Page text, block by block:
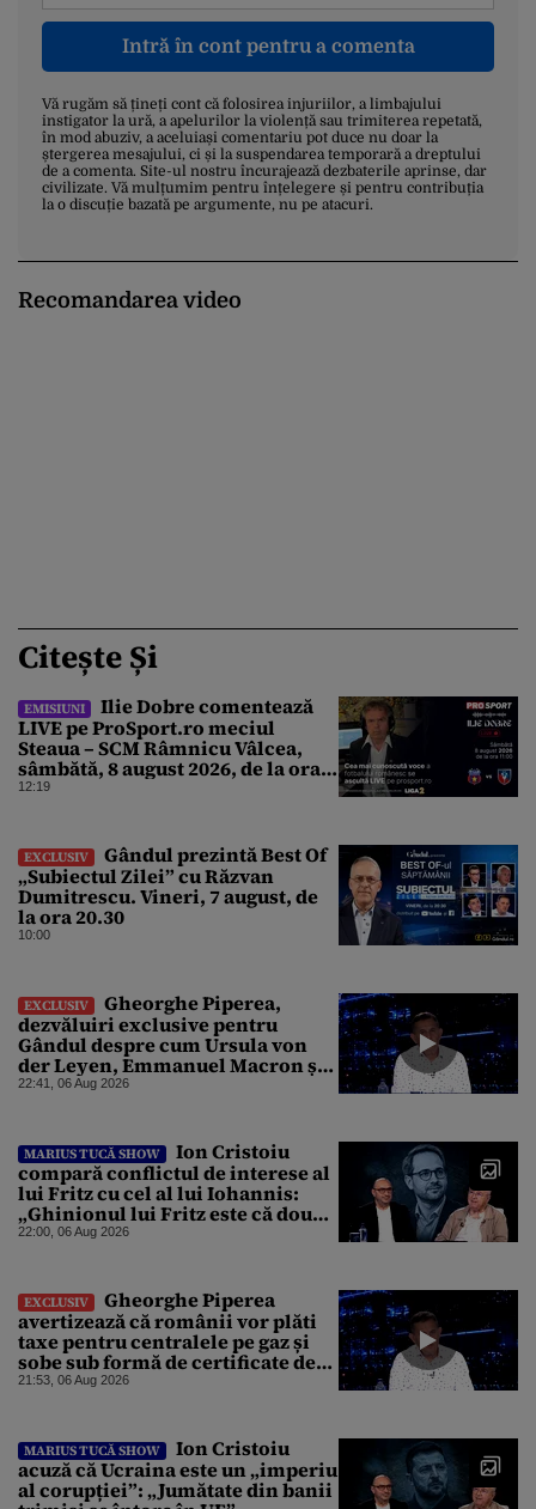
Intră în cont pentru a comenta
Vă rugăm să țineți cont că folosirea injuriilor, a limbajului
instigator la ură, a apelurilor la violență sau trimiterea repetată,
în mod abuziv, a aceluiași comentariu pot duce nu doar la
ștergerea mesajului, ci și la suspendarea temporară a dreptului
de a comenta. Site-ul nostru încurajează dezbaterile aprinse, dar
civilizate. Vă mulțumim pentru înțelegere și pentru contribuția
la o discuție bazată pe argumente, nu pe atacuri.
Recomandarea video
Citește Și
EMISIUNI
Ilie Dobre comentează
LIVE pe ProSport.ro meciul
Steaua – SCM Râmnicu Vâlcea,
sâmbătă, 8 august 2026, de la ora
11:00
12:19
EXCLUSIV
Gândul prezintă Best Of
„Subiectul Zilei” cu Răzvan
Dumitrescu. Vineri, 7 august, de
la ora 20.30
10:00
EXCLUSIV
Gheorghe Piperea,
dezvăluiri exclusive pentru
Gândul despre cum Ursula von
der Leyen, Emmanuel Macron și
Zelenski plănuiesc pe Signal să îl
22:41, 06 Aug 2026
MARIUS TUCĂ SHOW
Ion Cristoiu
compară conflictul de interese al
lui Fritz cu cel al lui Iohannis:
„Ghinionul lui Fritz este că două
instanțe l-au declarat
22:00, 06 Aug 2026
EXCLUSIV
Gheorghe Piperea
avertizează că românii vor plăti
taxe pentru centralele pe gaz și
sobe sub formă de certificate de
CO2
21:53, 06 Aug 2026
MARIUS TUCĂ SHOW
Ion Cristoiu
acuză că Ucraina este un „imperiu
al corupției”: „Jumătate din banii